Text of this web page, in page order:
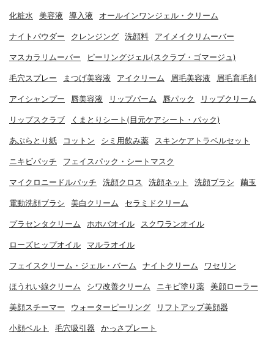
化粧水 美容液 導入液 オールインワンジェル・クリーム
ナイトパウダー クレンジング 洗顔料 アイメイクリムーバー
マスカラリムーバー ピーリングジェル(スクラブ・ゴマージュ)
毛穴スプレー まつげ美容液 アイクリーム 眉毛美容液 眉毛育毛剤
アイシャンプー 唇美容液 リップバーム 唇パック リップクリーム
リップスクラブ くまとりシート(目元ケアシート・パック)
あぶらとり紙 コットン シミ用飲み薬 スキンケアトラベルセット
ニキビパッチ フェイスパック・シートマスク
マイクロニードルパッチ 洗顔クロス 洗顔ネット 洗顔ブラシ 繭玉
電動洗顔ブラシ 美白クリーム セラミドクリーム
プラセンタクリーム ホホバオイル スクワランオイル
ローズヒップオイル マルラオイル
フェイスクリーム・ジェル・バーム ナイトクリーム ワセリン
ほうれい線クリーム シワ改善クリーム ニキビ塗り薬 美顔ローラー
美顔スチーマー ウォーターピーリング リフトアップ美顔器
小顔ベルト 毛穴吸引器 かっさプレート